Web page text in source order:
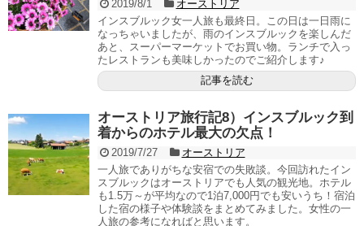
2019/8/1
オーストリア
インスブルック女一人旅も最終日。この日は一日雨に
なっちゃいましたが、雨のインスブルックを楽しんだ
あと、スーパーマーケットでお買い物。ランチで入っ
たレストランも美味しかったのでご紹介します♪
記事を読む
オーストリア旅行記8）インスブルック到
着からのホテル最大の欠点！
2019/7/27
オーストリア
一人旅でありがちな安宿での失敗談。今回訪れたイン
スブルックはオーストリアでも人気の観光地。ホテル
も1.5万～が平均なので1泊7,000円でも安いうち！宿泊
した宿の様子や体験談をまとめてみました。女性の一
人旅の参考になればと思います。